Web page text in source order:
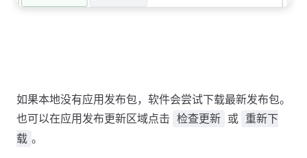
如果本地没有应用发布包，软件会尝试下载最新发布包。
也可以在应用发布更新区域点击 检查更新 或 重新下
载 。